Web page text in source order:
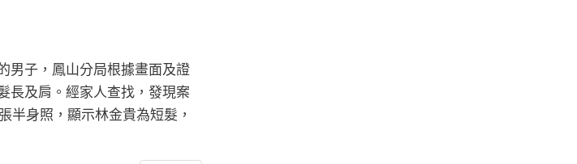
男子，鳳山分局根據畫面及證
長及肩。經家人查找，發現案
半身照，顯示林金貴為短髮，